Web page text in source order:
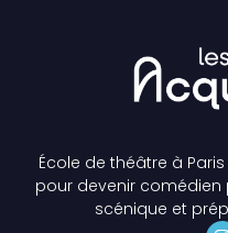
École de théâtre à
pour devenir comédien
scénique et